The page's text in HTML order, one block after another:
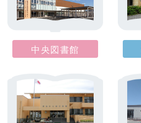
中央図書館